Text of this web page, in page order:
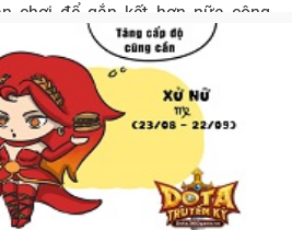
chơi để gắn kết hơn nữa công
lớn mạnh của mình.